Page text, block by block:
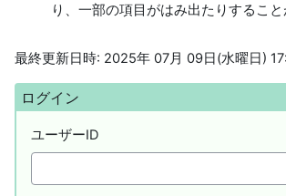
り、一部の項目がはみ出たりすること
最終更新日時: 2025年 07月 09日(水曜日)
ブロック
ログイン をスキップする
ログイン
ユーザーID